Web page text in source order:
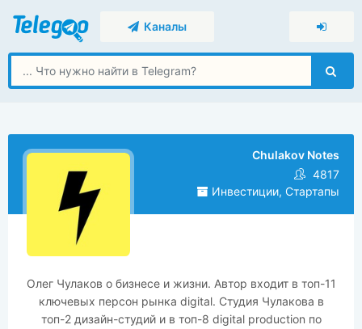
Каналы
Chulakov Notes
4817
Инвестиции, Стартапы
Олег Чулаков о бизнесе и жизни. Автор входит в топ-11
ключевых персон рынка digital. Студия Чулакова в
топ-2 дизайн-студий и в топ-8 digital production по